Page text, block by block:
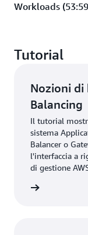
Workloads
Tutorial
Nozioni di
Balancing
Il tutorial
sistema
Balancer o
l'interfaccia a
di gestione